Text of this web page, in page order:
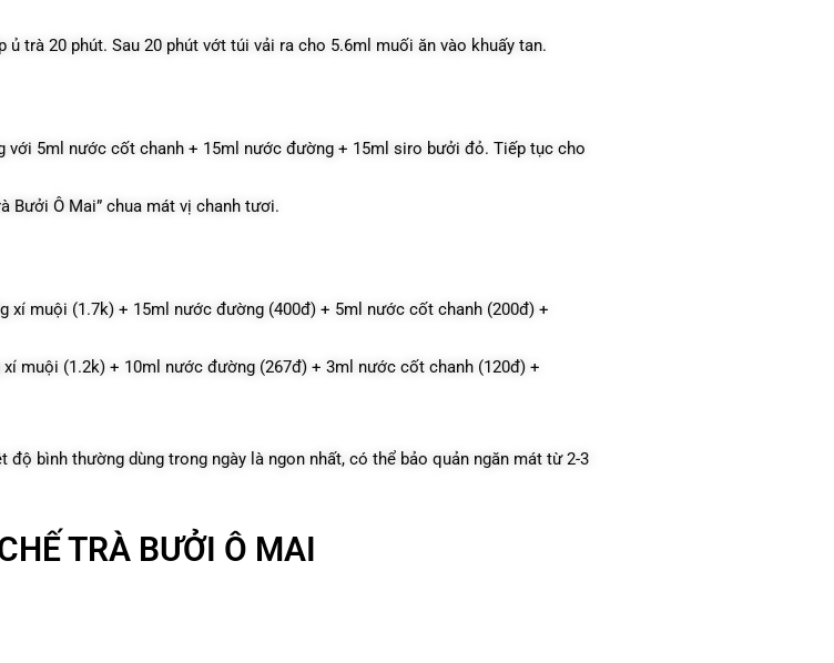
trà 20 phút. Sau 20 phút vớt túi vải ra cho 5.6ml muối ăn vào khuấy tan.
5ml nước cốt chanh + 15ml nước đường + 15ml siro bưởi đỏ. Tiếp tục cho
Bưởi Ô Mai” chua mát vị chanh tươi.
muội (1.7k) + 15ml nước đường (400đ) + 5ml nước cốt chanh (200đ) +
muội (1.2k) + 10ml nước đường (267đ) + 3ml nước cốt chanh (120đ) +
bình thường dùng trong ngày là ngon nhất, có thể bảo quản ngăn mát từ 2-3
TRÀ BƯỞI Ô MAI